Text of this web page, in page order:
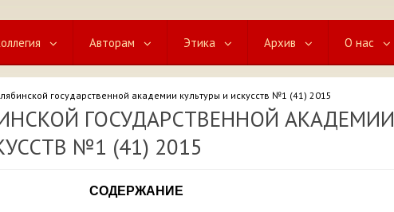
Авторам Этика Архив О нас
государственной академии культуры и искусств №1 (41) 2015
ГОСУДАРСТВЕННОЙ АКАДЕМИИ
№1 (41) 2015
СОДЕРЖАНИЕ